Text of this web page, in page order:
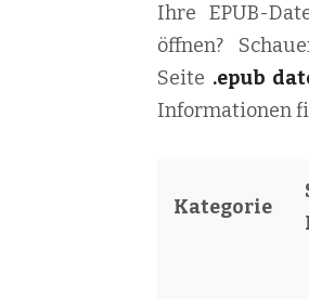
Ihre EPUB-
öffnen?
Seite .epub
Informationen
Kategorie